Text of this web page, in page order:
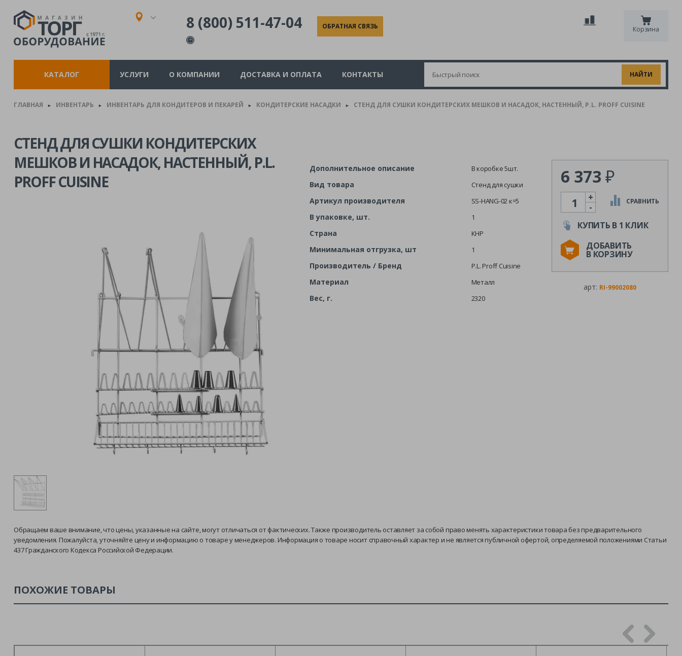
8 (800) 511-47-04 ОБРАТНАЯ СВЯЗЬ Корзина
КАТАЛОГ УСЛУГИ О КОМПАНИИ ДОСТАВКА И ОПЛАТА КОНТАКТЫ
ГЛАВНАЯ ► ИНВЕНТАРЬ ► ИНВЕНТАРЬ ДЛЯ КОНДИТЕРОВ И ПЕКАРЕЙ ► КОНДИТЕРСКИЕ НАСАДКИ ► СТЕНД ДЛЯ СУШКИ КОНДИТЕРСКИХ МЕШКОВ И НАСАДОК, НАСТЕННЫЙ, P.L. PROFF CUISINE
СТЕНД ДЛЯ СУШКИ КОНДИТЕРСКИХ
МЕШКОВ И НАСАДОК, НАСТЕННЫЙ, P.L.
PROFF CUISINE
Дополнительное описание В коробке 5шт.
Вид товара Стенд для сушки
Артикул производителя SS-HANG-02 к=5
В упаковке, шт. 1
Страна КНР
Минимальная отгрузка, шт 1
Производитель / Бренд P.L. Proff Cuisine
Материал Металл
Вес, г. 2320
6 373 ₽
Количество
-
+ СРАВНИТЬ
КУПИТЬ В 1 КЛИК
ДОБАВИТЬ
В КОРЗИНУ
арт: RI-99002080
Обращаем ваше внимание, что цены, указанные на сайте, могут отличаться от фактических. Также производитель оставляет за собой право менять характеристики товара без предварительного
уведомления. Пожалуйста, уточняйте цену и информацию о товаре у менеджеров. Информация о товаре носит справочный характер и не является публичной офертой, определяемой положениями Статьи
437 Гражданского Кодекса Российской Федерации.
ПОХОЖИЕ ТОВАРЫ